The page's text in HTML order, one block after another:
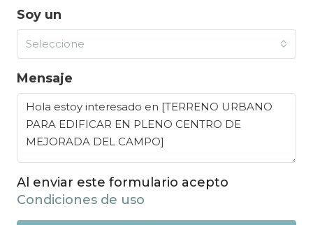
Soy un
Seleccione
Mensaje
Al enviar este formulario acepto
Condiciones de uso